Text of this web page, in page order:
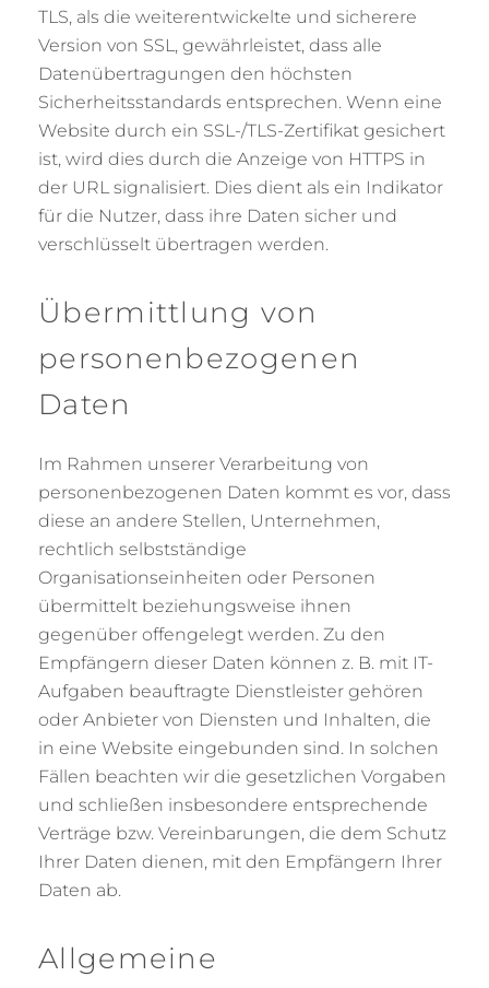
TLS, als die weiterentwickelte und sicherere
Version von SSL, gewährleistet, dass alle
Datenübertragungen den höchsten
Sicherheitsstandards entsprechen. Wenn eine
Website durch ein SSL-/TLS-Zertifikat gesichert
ist, wird dies durch die Anzeige von HTTPS in
der URL signalisiert. Dies dient als ein Indikator
für die Nutzer, dass ihre Daten sicher und
verschlüsselt übertragen werden.
Übermittlung von
personenbezogenen
Daten
Im Rahmen unserer Verarbeitung von
personenbezogenen Daten kommt es vor, dass
diese an andere Stellen, Unternehmen,
rechtlich selbstständige
Organisationseinheiten oder Personen
übermittelt beziehungsweise ihnen
gegenüber offengelegt werden. Zu den
Empfängern dieser Daten können z. B. mit IT-
Aufgaben beauftragte Dienstleister gehören
oder Anbieter von Diensten und Inhalten, die
in eine Website eingebunden sind. In solchen
Fällen beachten wir die gesetzlichen Vorgaben
und schließen insbesondere entsprechende
Verträge bzw. Vereinbarungen, die dem Schutz
Ihrer Daten dienen, mit den Empfängern Ihrer
Daten ab.
Allgemeine